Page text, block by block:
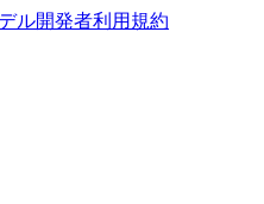
ル開発者利用規約